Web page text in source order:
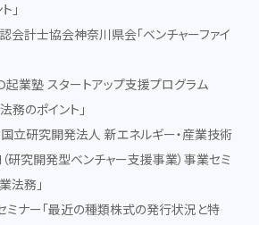
」
会計士協会神奈川県会「ベンチャーファイ
業塾 スタートアップ支援プログラム
務のポイント」
立研究開発法人 新エネルギー・産業技術
研究開発型ベンチャー支援事業）事業セミ
法務」
ミナー「最近の種類株式の発行状況と特